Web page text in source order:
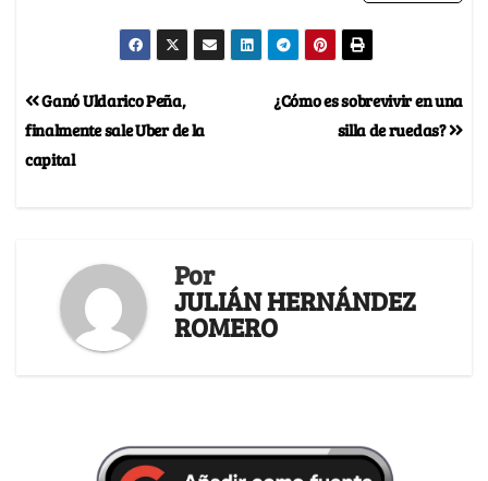
¿Cómo es sobrevivir en una
silla de ruedas?
Ganó Uldarico Peña,
finalmente sale Uber de la
capital
Por
JULIÁN HERNÁNDEZ
ROMERO